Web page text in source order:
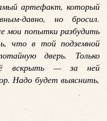
артефакт, который
давно, но бросил.
мои попытки разбудить
что в той подземной
дверь. Только
вскрыть — за ней
Надо будет выяснить,